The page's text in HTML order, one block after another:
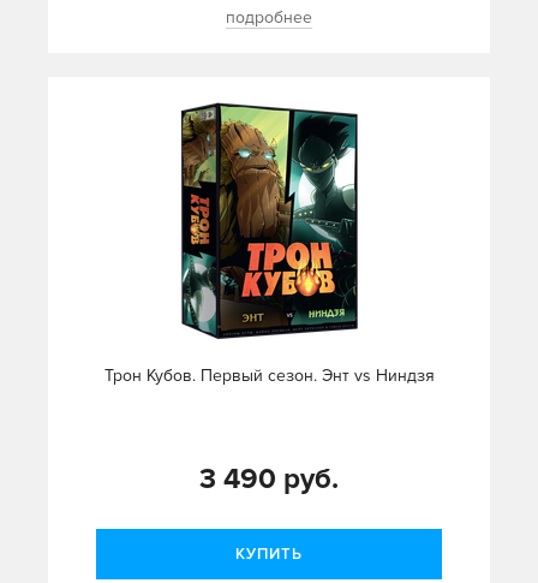
подробнее
Трон Кубов. Первый сезон. Энт vs Ниндзя
3 490 руб.
КУПИТЬ